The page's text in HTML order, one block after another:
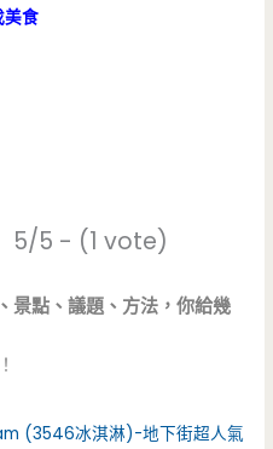
美食
5/5 - (1 vote)
景點、議題、方法，你給幾
(3546冰淇淋)-地下街超人氣